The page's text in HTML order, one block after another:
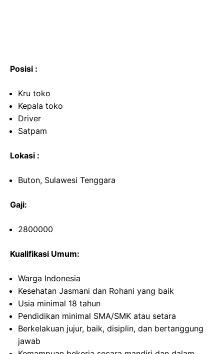
Posisi :
Kru toko
Kepala toko
Driver
Satpam
Lokasi :
Buton, Sulawesi Tenggara
Gaji:
2800000
Kualifikasi Umum:
Warga Indonesia
Kesehatan Jasmani dan Rohani yang baik
Usia minimal 18 tahun
Pendidikan minimal SMA/SMK atau setara
Berkelakuan jujur, baik, disiplin, dan bertanggung
jawab